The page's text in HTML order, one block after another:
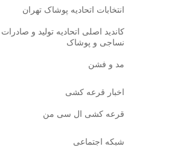
انتخابات اتحادیه پوشاک تهران
کاندید اصلی اتحادیه تولید و صادرات
نساجی و پوشاک
مد و فشن
اخبار قرعه کشی
قرعه کشی ال سی من
شبکه اجتماعی